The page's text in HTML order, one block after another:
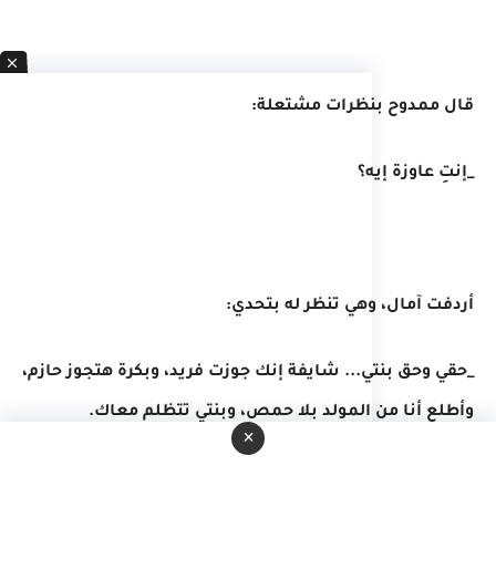
قال ممدوح بنظرات مشتعلة:
_إنتِ عاوزة إيه؟
أردفت آمال، وهي تنظر له بتحدي:
_حقي وحق بنتي... شايفة إنك جوزت فريد، وبكرة هتجوز حازم،
وأطلع أنا من المولد بلا حمص، وبنتي تتظلم معاك.
×